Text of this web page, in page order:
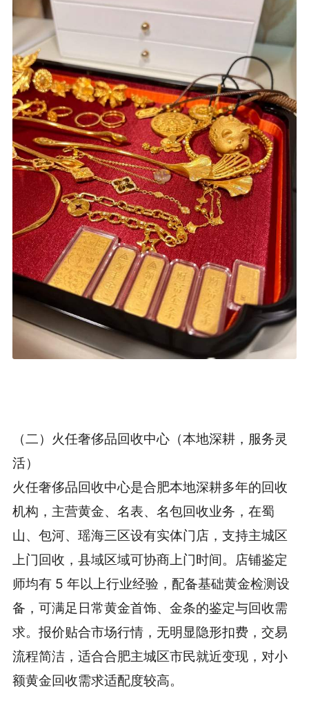
（二）火任奢侈品回收中心（本地深耕，服务灵
活）
火任奢侈品回收中心是合肥本地深耕多年的回收
机构，主营黄金、名表、名包回收业务，在蜀
山、包河、瑶海三区设有实体门店，支持主城区
上门回收，县域区域可协商上门时间。店铺鉴定
师均有 5 年以上行业经验，配备基础黄金检测设
备，可满足日常黄金首饰、金条的鉴定与回收需
求。报价贴合市场行情，无明显隐形扣费，交易
流程简洁，适合合肥主城区市民就近变现，对小
额黄金回收需求适配度较高。